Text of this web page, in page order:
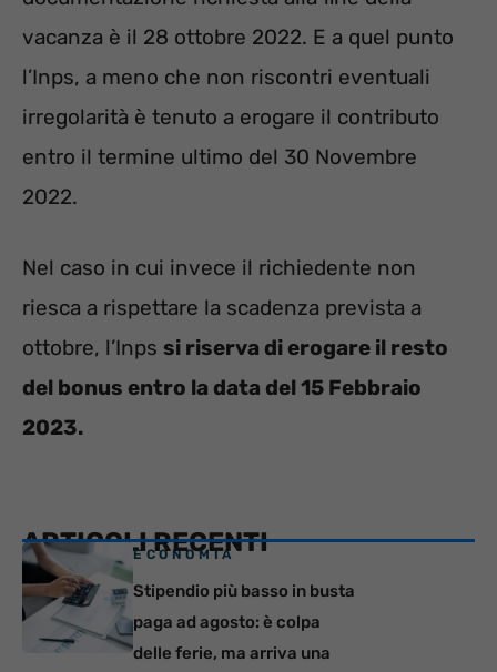
vacanza è il 28 ottobre 2022. E a quel punto
l’Inps, a meno che non riscontri eventuali
irregolarità è tenuto a erogare il contributo
entro il termine ultimo del 30 Novembre
2022.
Nel caso in cui invece il richiedente non
riesca a rispettare la scadenza prevista a
ottobre, l’Inps si riserva di erogare il resto
del bonus entro la data del 15 Febbraio
2023.
ARTICOLI RECENTI
ECONOMIA
Stipendio più basso in busta
paga ad agosto: è colpa
delle ferie, ma arriva una